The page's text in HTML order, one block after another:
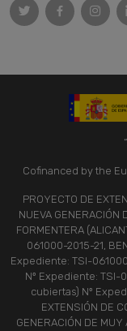
Cofinanced by the
PROYECTO DE
NUEVA GENERACIÓN
FORMENTERA
061000-2015-21,
Expediente: TSI-
Nº Expediente: TSI-
cubiertas) Nº
EXTENSIÓN DE
GENERACIÓN DE MUY